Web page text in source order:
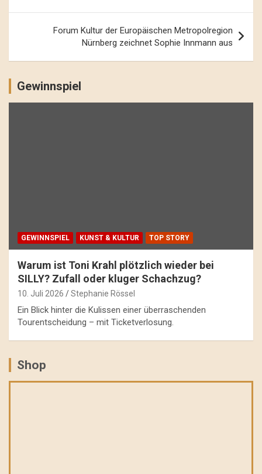
Forum Kultur der Europäischen Metropolregion
Nürnberg zeichnet Sophie Innmann aus
Gewinnspiel
GEWINNSPIEL KUNST & KULTUR TOP STORY
Warum ist Toni Krahl plötzlich wieder bei
SILLY? Zufall oder kluger Schachzug?
10. Juli 2026 Stephanie Rössel
Ein Blick hinter die Kulissen einer überraschenden
Tourentscheidung – mit Ticketverlosung.
Shop